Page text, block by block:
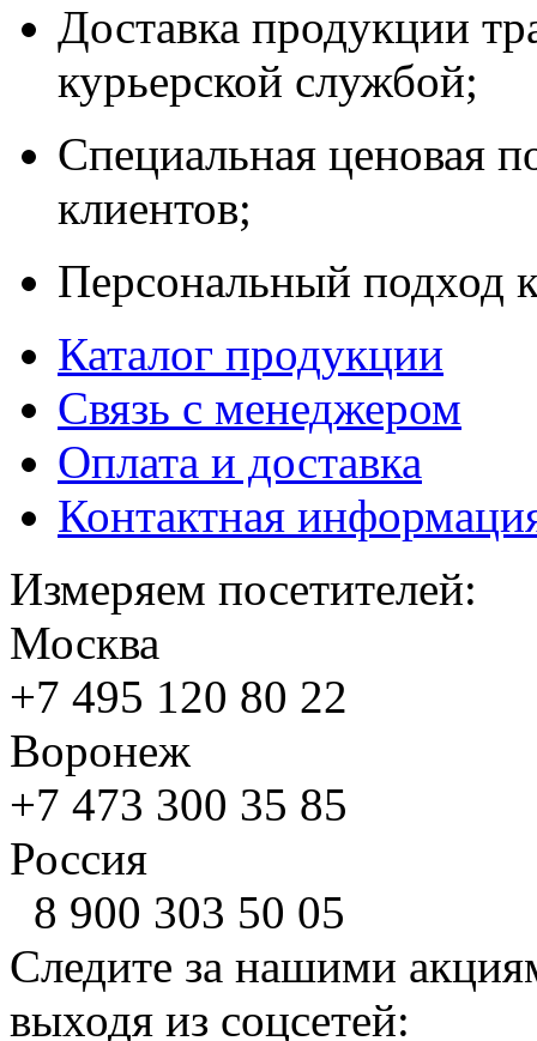
Доставка продукции
курьерской службой;
Специальная ценовая
клиентов;
Персональный подход
Каталог продукции
Связь с менеджером
Оплата и доставка
Контактная
Измеряем посетителей:
Москва
+7 495 120 80 22
Воронеж
+7 473 300 35 85
Россия
8 900 303 50 05
Следите за нашими
выходя из соцсетей: